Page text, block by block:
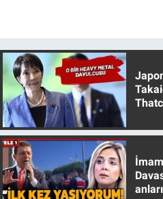
Günün görüntüsü
Haber
İlan
Kimdir